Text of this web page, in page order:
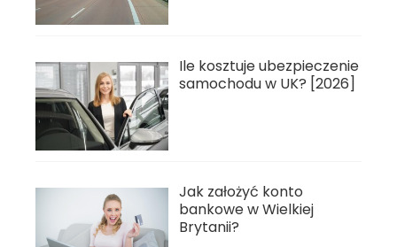
Ile kosztuje ubezpieczenie
samochodu w UK? [2026]
Jak założyć konto
bankowe w Wielkiej
Brytanii?